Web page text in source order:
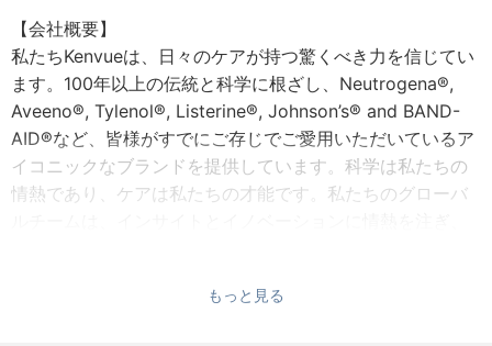
【会社概要】
私たちKenvueは、日々のケアが持つ驚くべき力を信じてい
ます。100年以上の伝統と科学に根ざし、Neutrogena®,
Aveeno®, Tylenol®, Listerine®, Johnson’s® and BAND-
AID®など、皆様がすでにご存じでご愛用いただいているア
イコニックなブランドを提供しています。科学は私たちの
情熱であり、ケアは私たちの才能です。私たちのグローバ
識と共感力を備えたKenvuerであることは、毎日何百万人も
もっと見る